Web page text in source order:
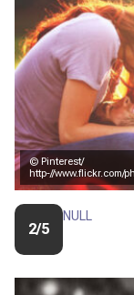
© Pinterest/
http-//www.flickr.com/
2/5
NULL